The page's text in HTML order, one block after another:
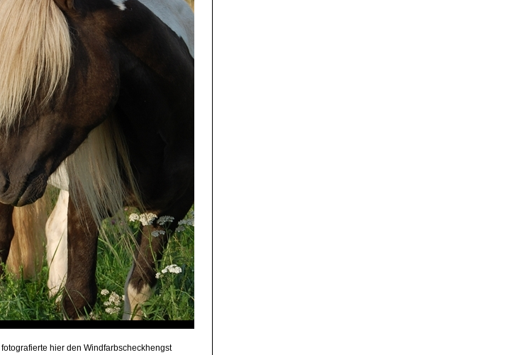
fotografierte hier den Windfarbscheckhengst